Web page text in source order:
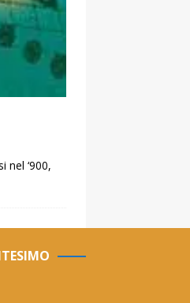
nel ‘900,